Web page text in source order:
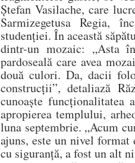
Ştefan Vasilache, care
Sarmizegetusa Regia,
studenţiei. În această
dintr-un mozaic: „Asta
pardoseală care avea
două culori. Da, dacii
construcţii”, detaliază
cunoaşte funcţionalitatea
apropierea templului,
luna septembrie. „Acum
ajuns, este un nivel
cu siguranţă, a fost un alt